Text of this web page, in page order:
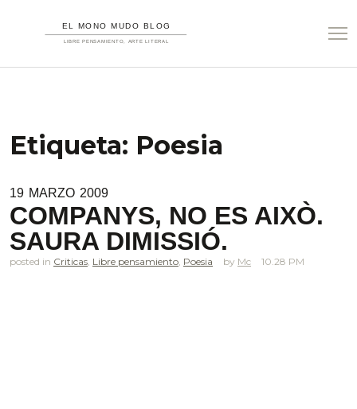
Etiqueta: Poesia
19 MARZO 2009
COMPANYS, NO ES AIXÒ.
SAURA DIMISSIÓ.
posted in Criticas Libre pensamiento Poesia Mc 10.28 PM